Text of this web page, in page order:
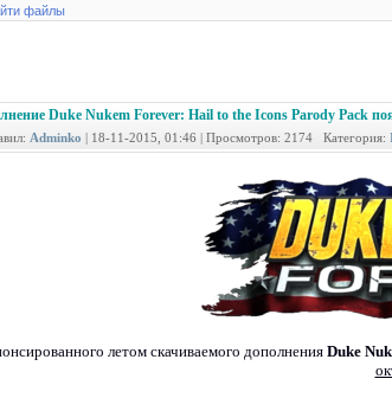
Duke Nukem Forever: Hail to the Icons Parody Pack
Adminko | 18-11-2015, 01:46 | Просмотров: 2174 Категория:
летом скачиваемого дополнения Duke